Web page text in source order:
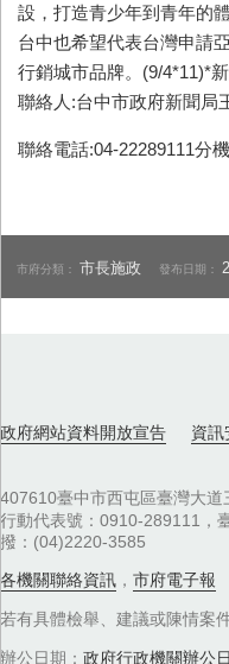
設，打造青少年到青年的
台中也希望代表台灣申請
行銷城市品牌。(9/4*11)*
聯絡人:台中市政府新聞局
聯絡電話:04-22289111分
市府分類： 市長施政 發布日期：
政府網站資料開放宣告 資訊
407610臺中市西屯區臺灣大道
行動代表號：0910-289111，
撥：(04)2220-3585
各機關聯絡資訊 ， 市府電子報
若有具體檢舉、建議或陳情案
辦公日期： 政府行政機關辦公